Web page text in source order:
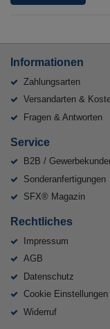
Informationen
Zahlungsarten
Versandarten &
Fragen & Antworten
Service
B2B /
Sonderanfertigungen
SFX® Magazin
Rechtliches
Impressum
AGB
Datenschutz
Cookie Einstellungen
Widerruf